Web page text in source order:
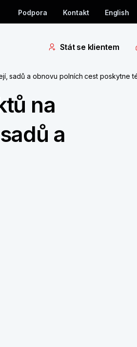
Podpora Kontakt English
Stát se klientem
sadů a obnovu polních cest poskytne
na
a